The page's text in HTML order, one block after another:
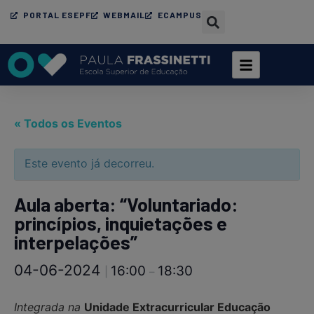
PORTAL ESEPF WEBMAIL ECAMPUS
« Todos os Eventos
Este evento já decorreu.
Aula aberta: “Voluntariado:
princípios, inquietações e
interpelações”
04-06-2024 16:00 – 18:30
Integrada na Unidade Extracurricular Educação